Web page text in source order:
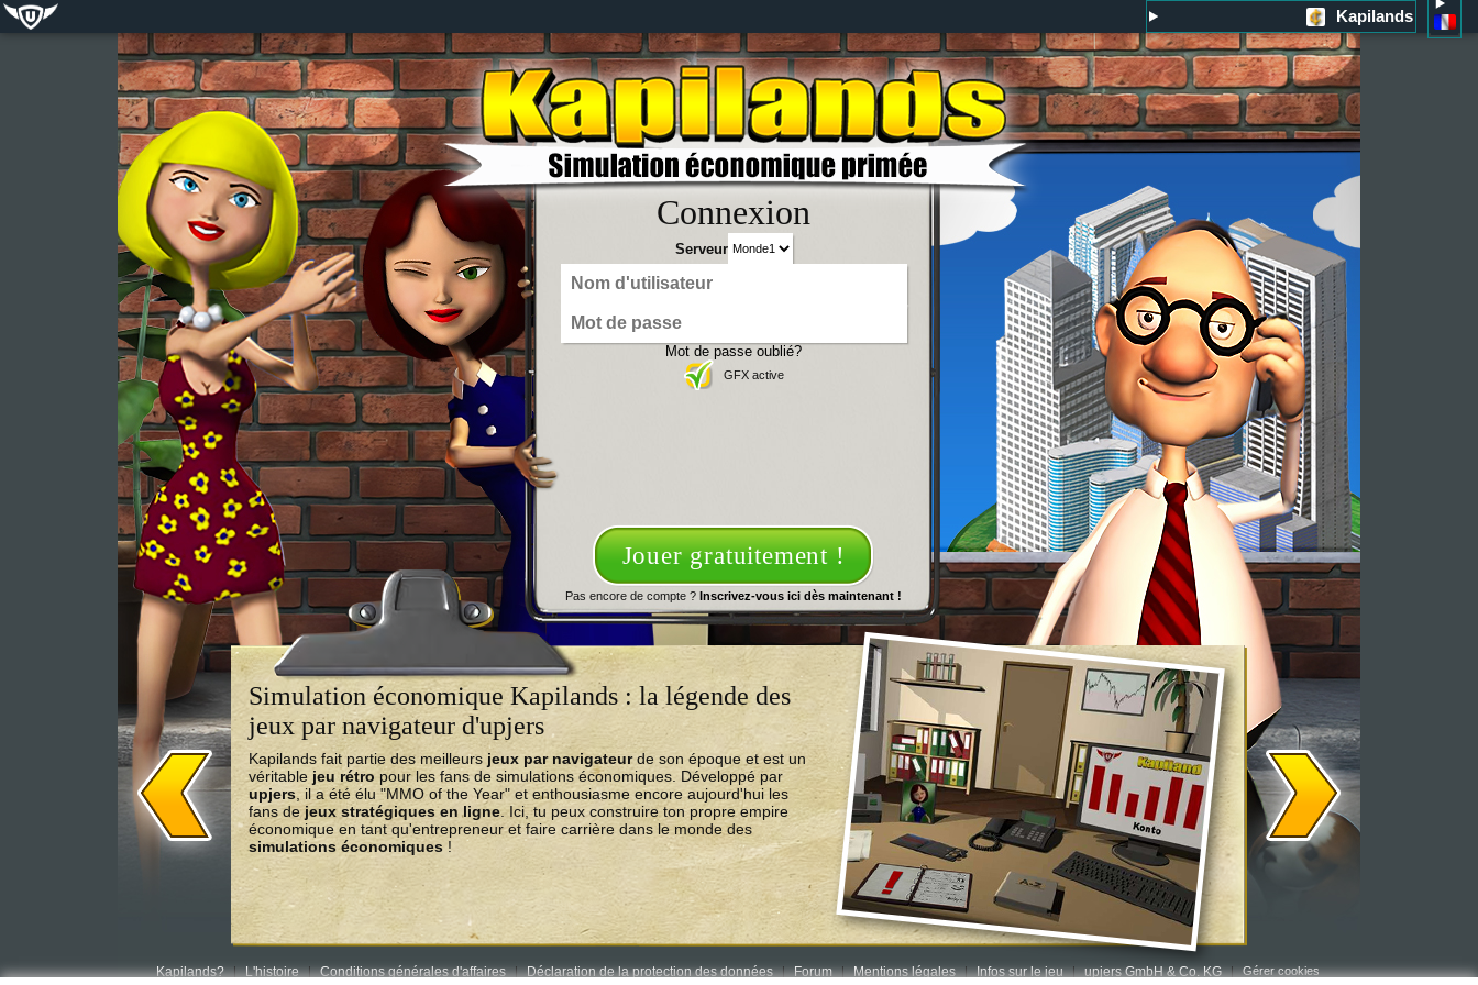
Kapilands
Connexion
Serveur
Mot de passe oublié?
GFX active
Jouer gratuitement !
Pas encore de compte ? Inscrivez-vous ici dès maintenant !
Simulation économique Kapilands : la légende des
jeux par navigateur d'upjers
Kapilands fait partie des meilleurs jeux par navigateurde son époque et est un
véritable jeu rétro pour les fans de simulations économiques. Développé par
upjers, il a été élu "MMO of the Year" et enthousiasme encore aujourd'hui les
fans dejeux stratégiques en ligne. Ici, tu peux construire ton propre empire
économique en tant qu'entrepreneur et faire carrière dans le monde des
simulations économiques !
Kapilands? L'histoire Conditions générales d'affaires Déclaration de la protection des données Forum Mentions légales Infos sur le jeu upjers GmbH & Co. KG Gérer cookies